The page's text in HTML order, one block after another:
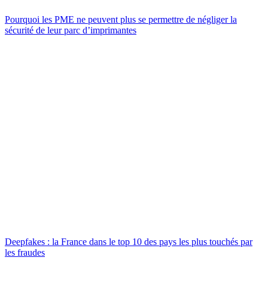
Pourquoi les PME ne peuvent plus se permettre de négliger la
sécurité de leur parc d’imprimantes
Deepfakes : la France dans le top 10 des pays les plus touchés par
les fraudes